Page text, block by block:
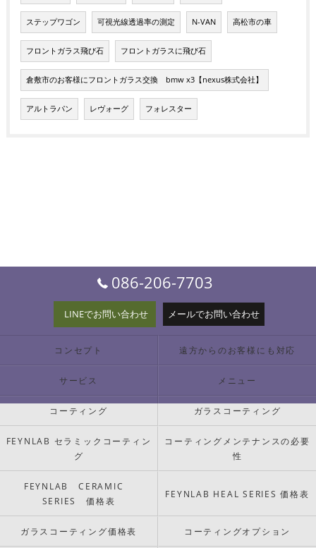
ステップワゴン 可視光線透過率の測定 N-VAN 高松市の車
フロントガラス飛び石 フロントガラスに飛び石
倉敷市のお客様にフロントガラス交換 bmw x3【nexus株式会社】
アルトラパン レヴォーグ フォレスター
086-206-7703
LINEでお問い合わせ メールでお問い合わせ
コンセプト 遠方からのお客様にも対応
サービス メニュー
コーティング ガラスコーティング
FEYNLAB セラミックコーティン
グ
コーティングメンテナンスの必要
性
FEYNLAB CERAMIC
SERIES 価格表
FEYNLAB HEAL SERIES 価格表
ガラスコーティング価格表 コーティングオプション